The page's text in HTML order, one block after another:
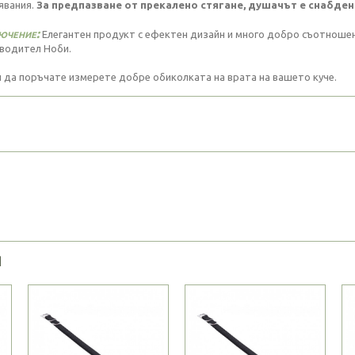
За предпазване от прекалено стягане, душачът е
Елегантен продукт с ефектен дизайн и много добро
Ноби.
поръчате измерете добре обиколката на врата на вашето куче.